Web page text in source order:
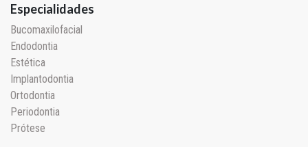
Especialidades
Bucomaxilofacial
Endodontia
Estética
Implantodontia
Ortodontia
Periodontia
Prótese